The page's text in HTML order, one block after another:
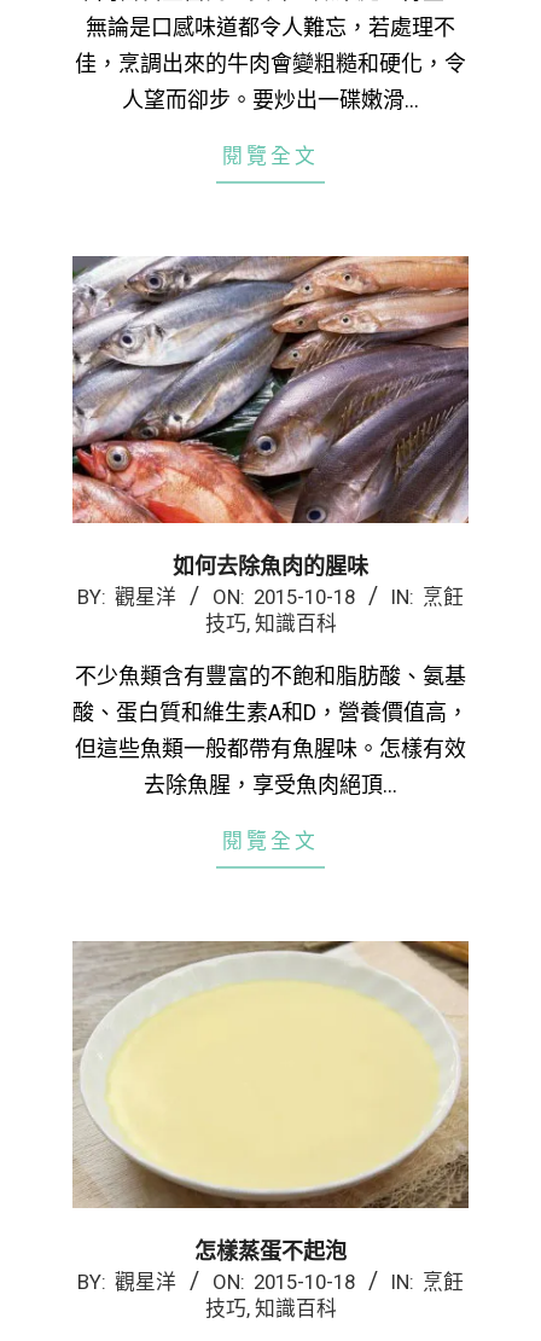
無論是口感味道都令人難忘，若處理不
佳，烹調出來的牛肉會變粗糙和硬化，令
人望而卻步。要炒出一碟嫩滑…
閱覽全文
如何去除魚肉的腥味
2015-
18
BY: 觀星洋 ON: 2015-10-18 IN: 烹飪
技巧, 知識百科
不少魚類含有豐富的不飽和脂肪酸、氨基
酸、蛋白質和維生素A和D，營養價值高，
但這些魚類一般都帶有魚腥味。怎樣有效
去除魚腥，享受魚肉絕頂…
閱覽全文
怎樣蒸蛋不起泡
2015-
BY: 觀星洋 ON: 2015-10-18 IN: 烹飪
技巧, 知識百科